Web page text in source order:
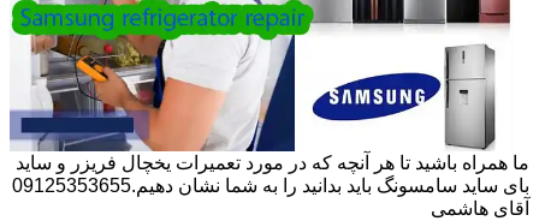
ما همراه باشید تا هر آنچه که در مورد تعمیرات یخچال فریزر و ساید
بای ساید سامسونگ باید بدانید را به شما نشان دهیم.09125353655
آقای هاشمی